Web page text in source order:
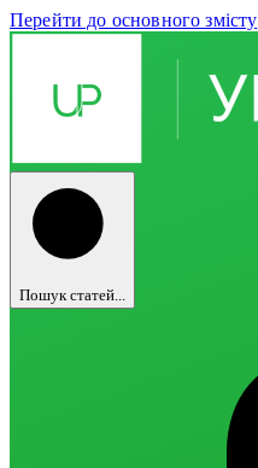
Перейти до основного змісту
Пошук статей...